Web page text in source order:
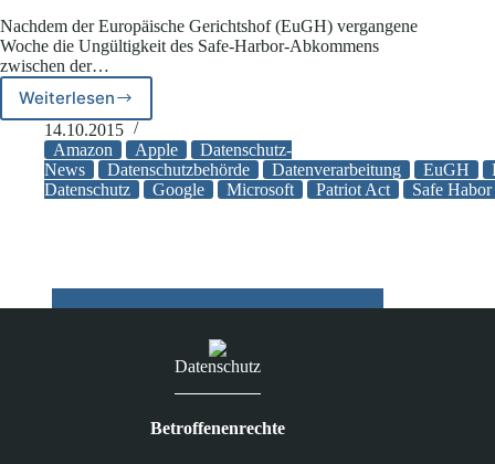
auf
Grundlage
von
Standardvertragsklauseln
Nachdem der Europäische Gerichtshof (EuGH) vergangene
Woche die Ungültigkeit des Safe-Harbor-Abkommens
zwischen der…
Weiterlesen
Wie
US-
Firmen
auf
das
EuGH
14.10.2015
Amazon
Apple
Datenschutz-
News
Datenschutzbehörde Datenverarbeitung EuGH
Datenschutz
Google Microsoft Patriot Act Safe Habor
Datenschutz
Betroffenenrechte